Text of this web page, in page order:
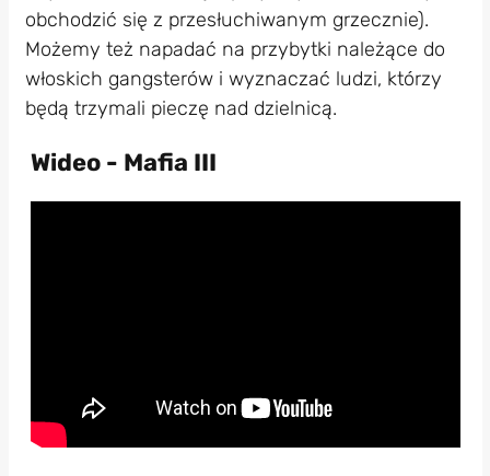
obchodzić się z przesłuchiwanym grzecznie).
Możemy też napadać na przybytki należące do
włoskich gangsterów i wyznaczać ludzi, którzy
będą trzymali pieczę nad dzielnicą.
Wideo - Mafia III